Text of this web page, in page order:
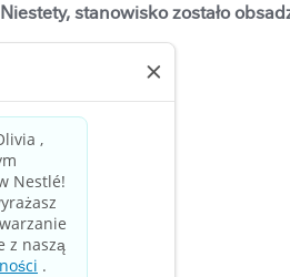
Niestety, stanowisko zostało